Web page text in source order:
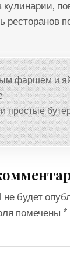
кулинарии,
ресторанов
фаршем и
простые
будет
помечены *